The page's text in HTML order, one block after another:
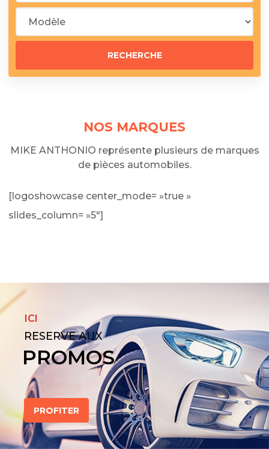
NOS MARQUES
MIKE ANTHONIO représente plusieurs de marques
de pièces automobiles.
[logoshowcase center_mode= »true »
slides_column= »5″]
ICI
RESERVE AUX
PROMOS
PROFITER